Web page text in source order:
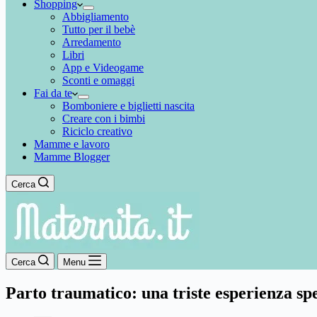
Shopping
Abbigliamento
Tutto per il bebè
Arredamento
Libri
App e Videogame
Sconti e omaggi
Fai da te
Bomboniere e biglietti nascita
Creare con i bimbi
Riciclo creativo
Mamme e lavoro
Mamme Blogger
Cerca
Cerca Menu
Parto traumatico: una triste esperienza